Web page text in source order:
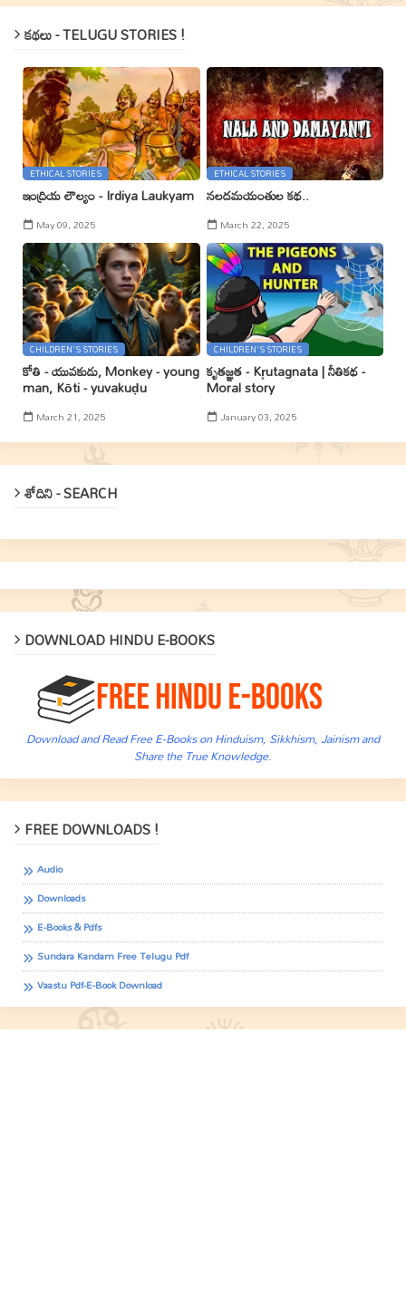
కథలు - TELUGU STORIES !
ETHICAL STORIES
ఇంద్రియ లౌల్యం - Irdiya Laukyam
May 09, 2025
ETHICAL STORIES
నలదమయంతుల కథ..
March 22, 2025
CHILDREN'S STORIES
కోతి - యువకుడు, Monkey - young
man, Kōti - yuvakuḍu
March 21, 2025
CHILDREN'S STORIES
కృతజ్ఞత - Kr̥utagnata | నీతికథ -
Moral story
January 03, 2025
శోదిని - SEARCH
DOWNLOAD HINDU E-BOOKS
Download and Read Free E-Books on Hinduism, Sikkhism, Jainism and
Share the True Knowledge.
FREE DOWNLOADS !
Audio
Downloads
E-Books & Pdfs
Sundara Kandam Free Telugu Pdf
Vaastu Pdf-E-Book Download